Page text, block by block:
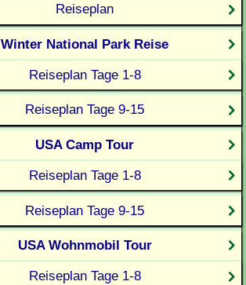
Reiseplan
Winter National Park Reise
Reiseplan Tage 1-8
Reiseplan Tage 9-15
USA Camp Tour
Reiseplan Tage 1-8
Reiseplan Tage 9-15
USA Wohnmobil Tour
Reiseplan Tage 1-8